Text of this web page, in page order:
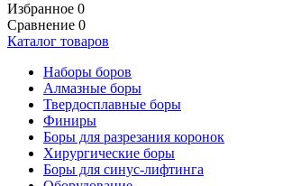
Избранное 0
Сравнение 0
Каталог товаров
Наборы боров
Алмазные боры
Твердосплавные боры
Финиры
Боры для разрезания коронок
Хирургические боры
Боры для синус-лифтинга